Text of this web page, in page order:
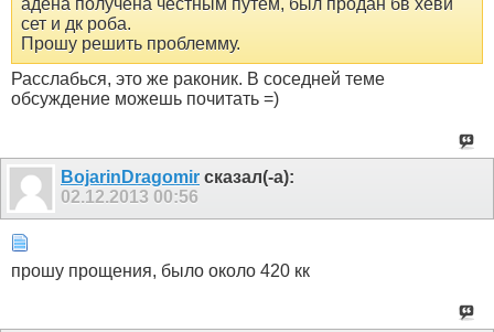
адена получена честным путем, был продан бв хеви
сет и дк роба.
Прошу решить проблемму.
Расслабься, это же раконик. В соседней теме
обсуждение можешь почитать =)
BojarinDragomir сказал(-а):
02.12.2013 00:56
прошу прощения, было около 420 кк